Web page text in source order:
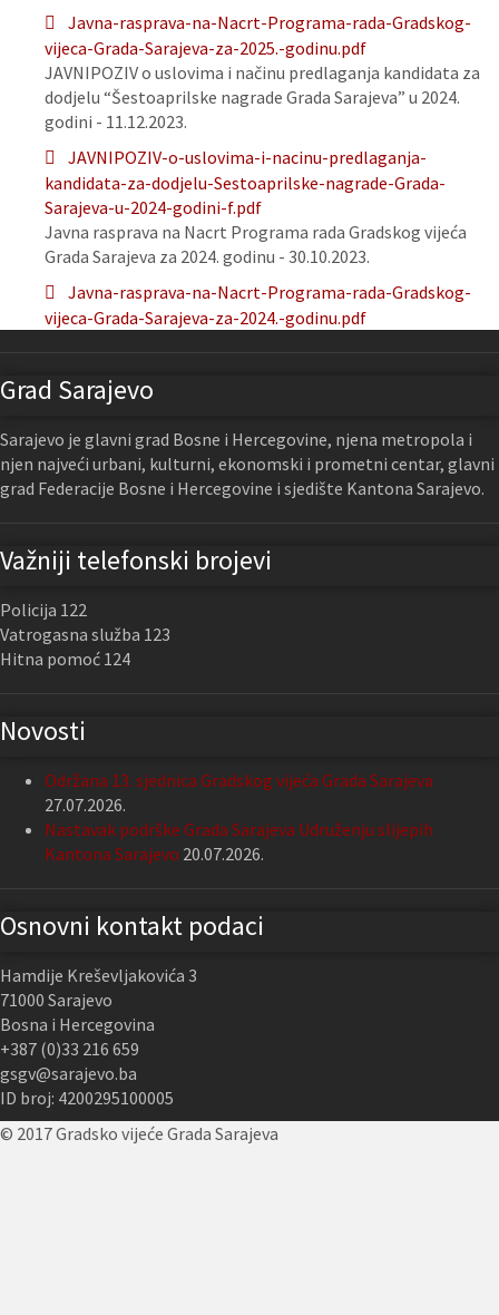
Javna-rasprava-na-Nacrt-Programa-rada-Gradskog-
vijeca-Grada-Sarajeva-za-2025.-godinu.pdf
JAVNIPOZIV o uslovima i načinu predlaganja kandidata za
dodjelu “Šestoaprilske nagrade Grada Sarajeva” u 2024.
godini - 11.12.2023.
JAVNIPOZIV-o-uslovima-i-nacinu-predlaganja-
kandidata-za-dodjelu-Sestoaprilske-nagrade-Grada-
Sarajeva-u-2024-godini-f.pdf
Javna rasprava na Nacrt Programa rada Gradskog vijeća
Grada Sarajeva za 2024. godinu - 30.10.2023.
Javna-rasprava-na-Nacrt-Programa-rada-Gradskog-
vijeca-Grada-Sarajeva-za-2024.-godinu.pdf
Grad Sarajevo
Sarajevo je glavni grad Bosne i Hercegovine, njena metropola i
njen najveći urbani, kulturni, ekonomski i prometni centar, glavni
grad Federacije Bosne i Hercegovine i sjedište Kantona Sarajevo.
Važniji telefonski brojevi
Policija 122
Vatrogasna služba 123
Hitna pomoć 124
Novosti
Održana 13. sjednica Gradskog vijeća Grada Sarajeva
27.07.2026.
Nastavak podrške Grada Sarajeva Udruženju slijepih
Kantona Sarajevo 20.07.2026.
Osnovni kontakt podaci
Hamdije Kreševljakovića 3
71000 Sarajevo
Bosna i Hercegovina
+387 (0)33 216 659
gsgv@sarajevo.ba
ID broj: 4200295100005
© 2017 Gradsko vijeće Grada Sarajeva